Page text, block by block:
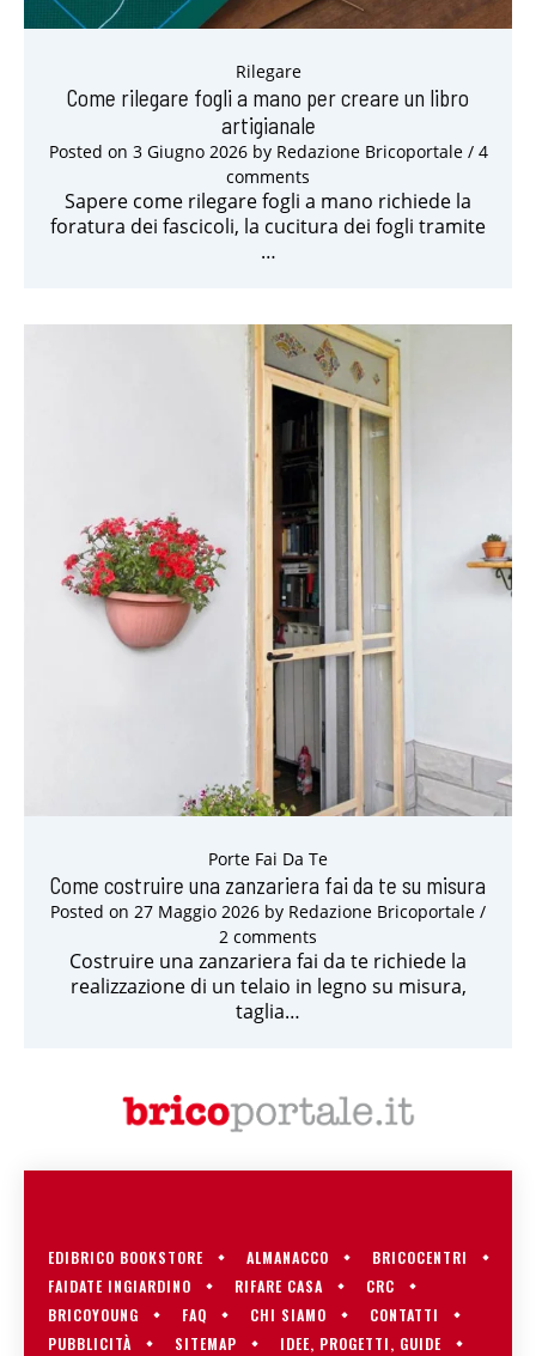
Rilegare
Come rilegare fogli a mano per creare un libro
artigianale
Posted on 3 Giugno 2026by Redazione Bricoportale/ 4
comments
Sapere come rilegare fogli a mano richiede la
foratura dei fascicoli, la cucitura dei fogli tramite
…
Porte Fai Da Te
Come costruire una zanzariera fai da te su misura
Posted on 27 Maggio 2026 by Redazione Bricoportale /
2 comments
Costruire una zanzariera fai da te richiede la
realizzazione di un telaio in legno su misura,
taglia…
EDIBRICO BOOKSTORE ALMANACCO
BRICOCENTRI
FAIDATE INGIARDINO
RIFARE CASA
CRC
BRICOYOUNG
FAQ CHI SIAMO
CONTATTI
PUBBLICITÀ
SITEMAP IDEE, PROGETTI, GUIDE